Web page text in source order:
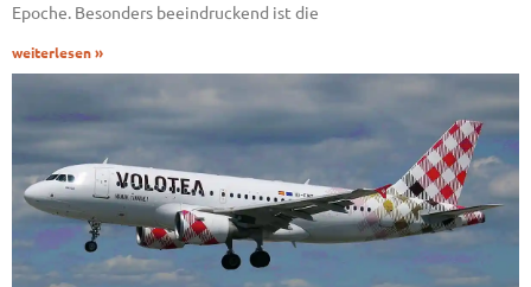
Epoche. Besonders beeindruckend ist die
weiterlesen »